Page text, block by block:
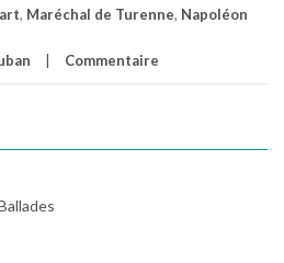
, Maréchal de Turenne, Napoléon
Commentaire